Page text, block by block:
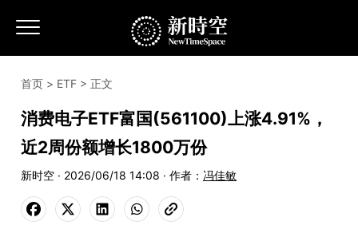
首页 > ETF > 正文
消费电子ETF富国(561100)上涨4.91%，
近2周份额增长1800万份
新时空 · 2026/06/18 14:08 · 作者： 冯佳敏